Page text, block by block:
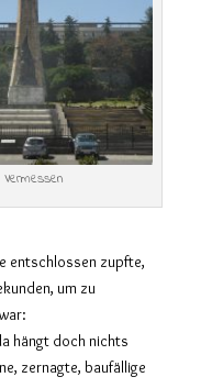
Vermessen
entschlossen zupfte,
um zu
hängt doch nichts
zernagte, baufällige